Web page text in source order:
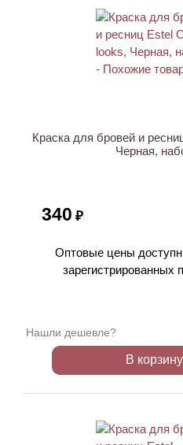
Краска для бровей и
Черная,
340 ₽
Оптовые цены
зарегистрированных
Нашли дешевле?
В корзину